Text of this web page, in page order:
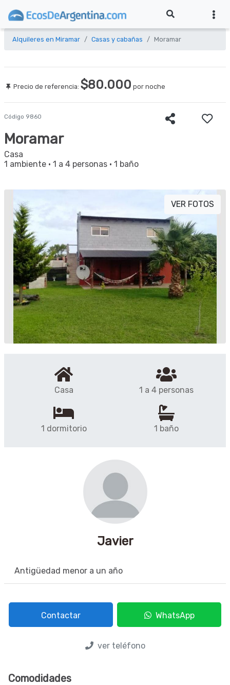
Alquileres en Miramar Casas y cabañas Moramar
Precio de referencia: $80.000 por noche
Código 9860
Moramar
Casa
1 ambiente · 1 a 4 personas · 1 baño
VER FOTOS
Casa 1 a 4 personas
1 dormitorio 1 baño
Javier
Antigüedad menor a un año
Contactar WhatsApp
ver teléfono
Comodidades